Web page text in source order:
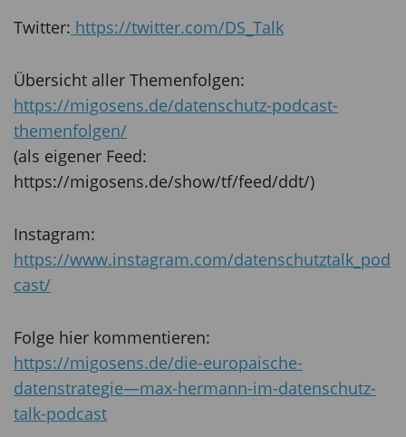
Twitter: https://twitter.com/DS_Talk
Übersicht aller Themenfolgen:
https://migosens.de/datenschutz-podcast-
themenfolgen/
(als eigener Feed:
https://migosens.de/show/tf/feed/ddt/)
Instagram:
https://www.instagram.com/datenschutztalk_pod
cast/
Folge hier kommentieren:
https://migosens.de/die-europaische-
datenstrategie—max-hermann-im-datenschutz-
talk-podcast